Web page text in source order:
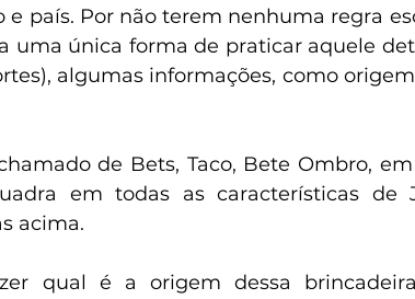
e país. Por não terem nenhuma regra
uma única forma de praticar aquele
algumas informações, como
de Bets, Taco, Bete Ombro,
em todas as características de
acima.
qual é a origem dessa